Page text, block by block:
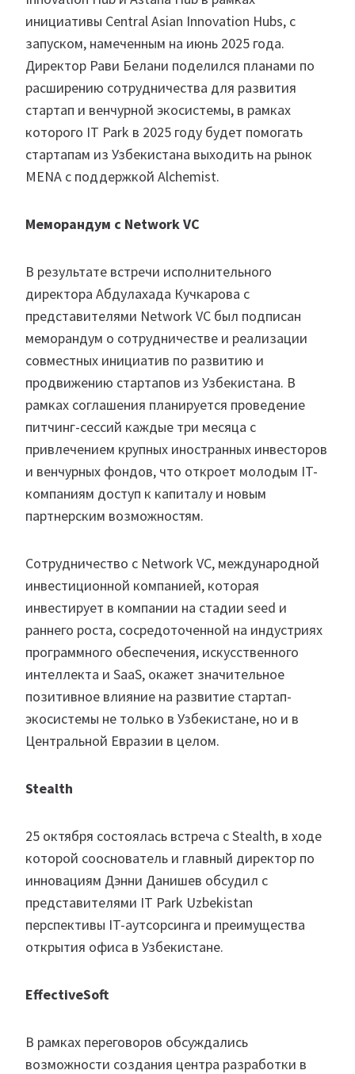
инициативы Central Asian Innovation Hubs, с
запуском, намеченным на июнь 2025 года.
Директор Рави Белани поделился планами по
расширению сотрудничества для развития
стартап и венчурной экосистемы, в рамках
которого IT Park в 2025 году будет помогать
стартапам из Узбекистана выходить на рынок
MENA с поддержкой Alchemist.
Меморандум с Network VC
В результате встречи исполнительного
директора Абдулахада Кучкарова с
представителями Network VC был подписан
меморандум о сотрудничестве и реализации
совместных инициатив по развитию и
продвижению стартапов из Узбекистана. В
рамках соглашения планируется проведение
питчинг-сессий каждые три месяца с
привлечением крупных иностранных инвесторов
и венчурных фондов, что откроет молодым IT-
компаниям доступ к капиталу и новым
партнерским возможностям.
Сотрудничество с Network VC, международной
инвестиционной компанией, которая
инвестирует в компании на стадии seed и
раннего роста, сосредоточенной на индустриях
программного обеспечения, искусственного
интеллекта и SaaS, окажет значительное
позитивное влияние на развитие стартап-
экосистемы не только в Узбекистане, но и в
Центральной Евразии в целом.
Stealth
25 октября состоялась встреча с Stealth, в ходе
которой сооснователь и главный директор по
инновациям Дэнни Данишев обсудил с
представителями IT Park Uzbekistan
перспективы IT-аутсорсинга и преимущества
открытия офиса в Узбекистане.
EffectiveSoft
В рамках переговоров обсуждались
возможности создания центра разработки в